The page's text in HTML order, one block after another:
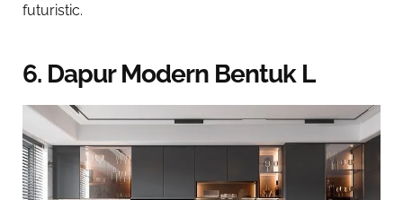
futuristic.
6. Dapur Modern Bentuk L